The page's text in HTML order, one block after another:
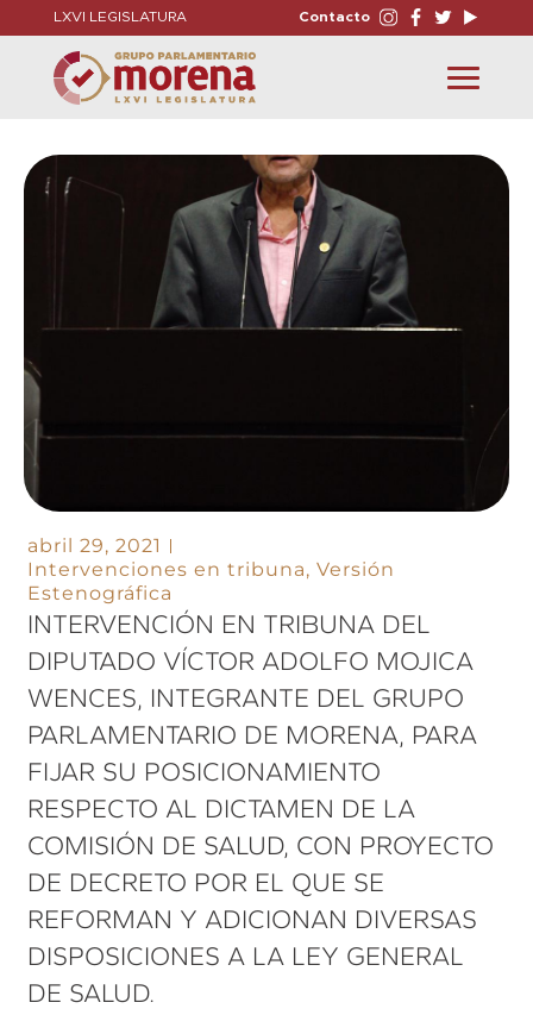
LXVI LEGISLATURA Contacto
Toggle
navigation
abril 29, 2021
Intervenciones en tribuna,Versión
Estenográfica
INTERVENCIÓN EN TRIBUNA DEL
DIPUTADO VÍCTOR ADOLFO MOJICA
WENCES, INTEGRANTE DEL GRUPO
PARLAMENTARIO DE MORENA, PARA
FIJAR SU POSICIONAMIENTO
RESPECTO AL DICTAMEN DE LA
COMISIÓN DE SALUD, CON PROYECTO
DE DECRETO POR EL QUE SE
REFORMAN Y ADICIONAN DIVERSAS
DISPOSICIONES A LA LEY GENERAL
DE SALUD.